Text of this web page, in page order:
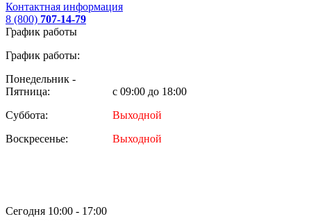
Контактная информация
8 (800) 707-14-79
График работы
График работы:
Понедельник -
Пятница:
с 09:00 до 18:00
Суббота:
Выходной
Воскресенье:
Выходной
Сегодня 10:00 - 17:00